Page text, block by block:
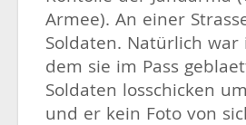
Armee). An einer
Soldaten. Natürlich
dem sie im Pass
Soldaten losschicken
und er kein Foto von